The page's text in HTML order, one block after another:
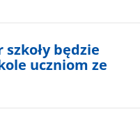
będzie
uczniom ze